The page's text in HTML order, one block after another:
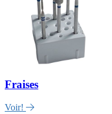
Fraises
Voir!